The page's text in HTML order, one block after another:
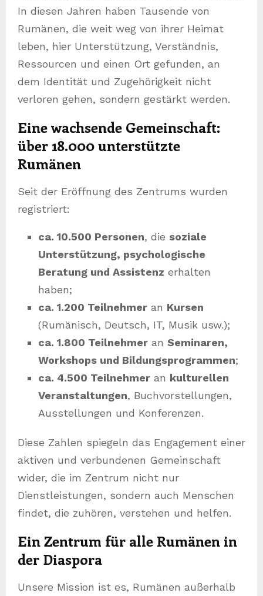
In diesen Jahren haben Tausende von
Rumänen, die weit weg von ihrer Heimat
leben, hier Unterstützung, Verständnis,
Ressourcen und einen Ort gefunden, an
dem Identität und Zugehörigkeit nicht
verloren gehen, sondern gestärkt werden.
Eine wachsende Gemeinschaft:
über 18.000 unterstützte
Rumänen
Seit der Eröffnung des Zentrums wurden
registriert:
ca. 10.500 Personen, die soziale
Unterstützung, psychologische
Beratung und Assistenz erhalten
haben;
ca. 1.200 Teilnehmer an Kursen
(Rumänisch, Deutsch, IT, Musik usw.);
ca. 1.800 Teilnehmer an Seminaren,
Workshops und Bildungsprogrammen;
ca. 4.500 Teilnehmer an kulturellen
Veranstaltungen, Buchvorstellungen,
Ausstellungen und Konferenzen.
Diese Zahlen spiegeln das Engagement einer
aktiven und verbundenen Gemeinschaft
wider, die im Zentrum nicht nur
Dienstleistungen, sondern auch Menschen
findet, die zuhören, verstehen und helfen.
Ein Zentrum für alle Rumänen in
der Diaspora
Unsere Mission ist es, Rumänen außerhalb